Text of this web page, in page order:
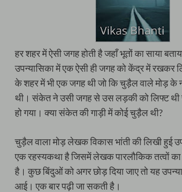
हर शहर में ऐसी जगह होती है जहाँ भूतों का साया
उपन्यासिका में एक ऐसी ही जगह को केंद्र में रखकर
के शहर में भी एक जगह थी जो कि चुड़ैल वाले मोड़ के
थी। संकेत ने उसी जगह से उस लड़की को लिफ्ट
हो गया। क्या संकेत की गाड़ी में कोई चुड़ैल थी?
चुड़ैल वाला मोड़ लेखक विकास भांती की लिखी हुई
एक रहस्यकथा है जिसमें लेखक पारलौकिक तत्वों का
है। कुछ बिंदुओं को अगर छोड़ दिया जाए तो यह
आई। एक बार पढ़ी जा सकती है।